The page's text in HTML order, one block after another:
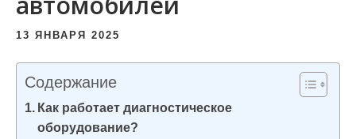
13 ЯНВАРЯ 2025
Содержание
Как работает диагностическое
оборудование?